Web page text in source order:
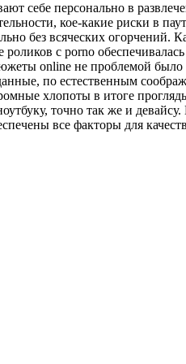
себе персонально в
кое-какие риски в
без всяческих
с porno
online не проблемой
по естественным
хлопоты в итоге
точно так же и
все факторы для